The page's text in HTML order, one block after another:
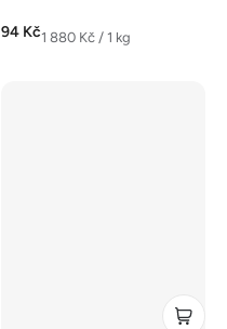
94 KčMěrná
1 880 Kč / 1 kg